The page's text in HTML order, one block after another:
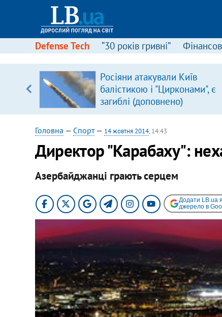
Defense Tech “30 років гривні”
Росіяни атакували Київ
балістикою і "Цирконами", є
загиблі (доповнено)
Головна — Спорт— 14 жовтня 2014, 14:43
Директор "Карабаху":
Азербайджанці грають серцем
Додати LB.ua
джерело в